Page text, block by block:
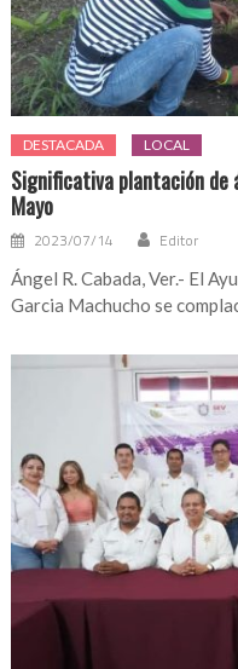
DESTACADA LOCAL
Significativa plantación de
Mayo
2023/07/14 Editor
Ángel R. Cabada, Ver.- El
Garcia Machucho se